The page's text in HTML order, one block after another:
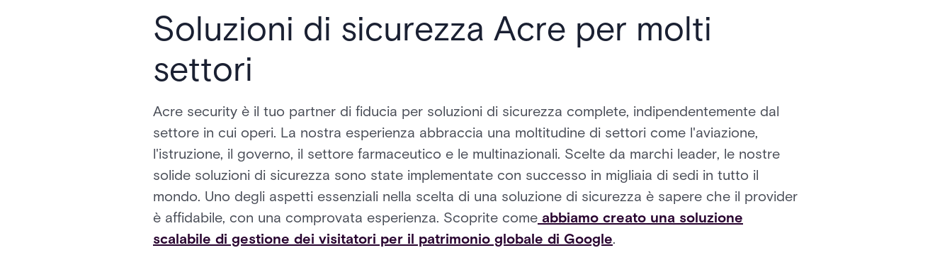
Soluzioni di sicurezza Acre per molti
settori
Acre security è il tuo partner di fiducia per soluzioni di sicurezza complete, indipendentemente dal
settore in cui operi. La nostra esperienza abbraccia una moltitudine di settori come l'aviazione,
l'istruzione, il governo, il settore farmaceutico e le multinazionali. Scelte da marchi leader, le nostre
solide soluzioni di sicurezza sono state implementate con successo in migliaia di sedi in tutto il
mondo. Uno degli aspetti essenziali nella scelta di una soluzione di sicurezza è sapere che il provider
è affidabile, con una comprovata esperienza. Scoprite come abbiamo creato una soluzione
scalabile di gestione dei visitatori per il patrimonio globale di Google.